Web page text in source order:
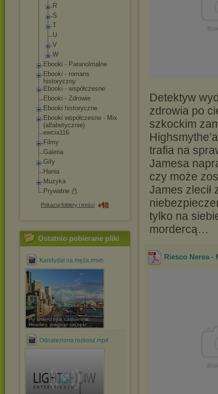
R
S
T
U
V
W
Ebooki - Paranolmalne
Ebooki - romans
historyczny
Ebooki - współczesne
Ebooki - Zdrowie
Ebooki historyczne
Ebooki współczesne - Mix
(alfabetycznie)
ewcia116
Filmy
Galeria
Gify
Hania
Muzyka
Prywatne
Pokazuj foldery i treści
Ostatnio pobierane pliki
Kandydat na męża.rmvb
Po śmierci ojca nastoletnia
Headley, pragnąc szczęśc ...
Odnaleziona rozkosz.mp4
Detektyw
zdrowia po
szkockim
trafia na
Jamesa
czy może
James zlecił
tylko na
mordercą…
Riesco Nerea -